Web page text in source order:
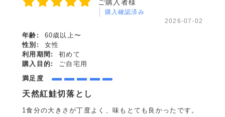
ご購入者様
購入確認済み
2026-07-02
年齢:
60歳以上〜
性別:
女性
利用期間:
初めて
購入目的:
ご自宅用
満足度
天然紅鮭切落とし
1食分の大きさが丁度よく、味もとても良かったです。